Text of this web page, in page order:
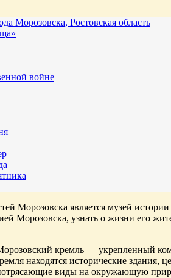
Морозовска, Ростовская область
войне
Морозовска является музей
Морозовска, узнать о жизни его
кремль — укрепленный
находятся исторические
виды на окружающую